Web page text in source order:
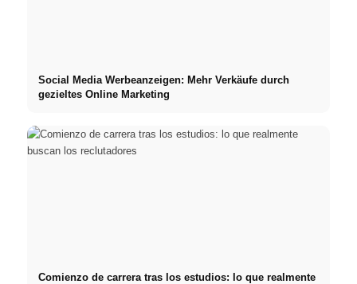
Social Media Werbeanzeigen: Mehr Verkäufe durch
gezieltes Online Marketing
Comienzo de carrera tras los estudios: lo que realmente